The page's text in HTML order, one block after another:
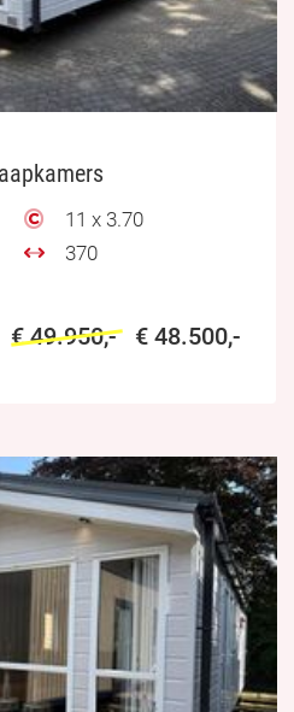
11 x 3.70
370
€ 49.950,- € 48.500,-